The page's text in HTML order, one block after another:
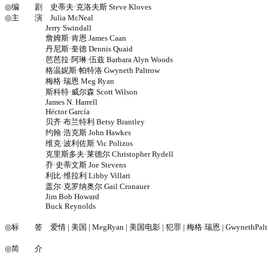
◎编 剧 史蒂夫·克洛夫斯 Steve Kloves
◎主 演 Julia McNeal
Jerry Swindall
詹姆斯·肯恩 James Caan
丹尼斯·奎德 Dennis Quaid
芭芭拉·阿琳·伍兹 Barbara Alyn Woods
格温妮斯·帕特洛 Gwyneth Paltrow
梅格·瑞恩 Meg Ryan
斯科特·威尔森 Scott Wilson
James N. Harrell
Héctor García
贝齐·布兰特利 Betsy Brantley
约翰·浩克斯 John Hawkes
维克·波利佐斯 Vic Polizos
克里斯多夫·莱德尔 Christopher Rydell
乔·史蒂文斯 Joe Stevens
利比·维拉利 Libby Villari
盖尔·克罗纳奥尔 Gail Cronauer
Jim Bob Howard
Buck Reynolds
◎标 签 爱情 | 美国 | MegRyan | 美国电影 | 犯罪 | 梅格·瑞恩 |
◎简 介